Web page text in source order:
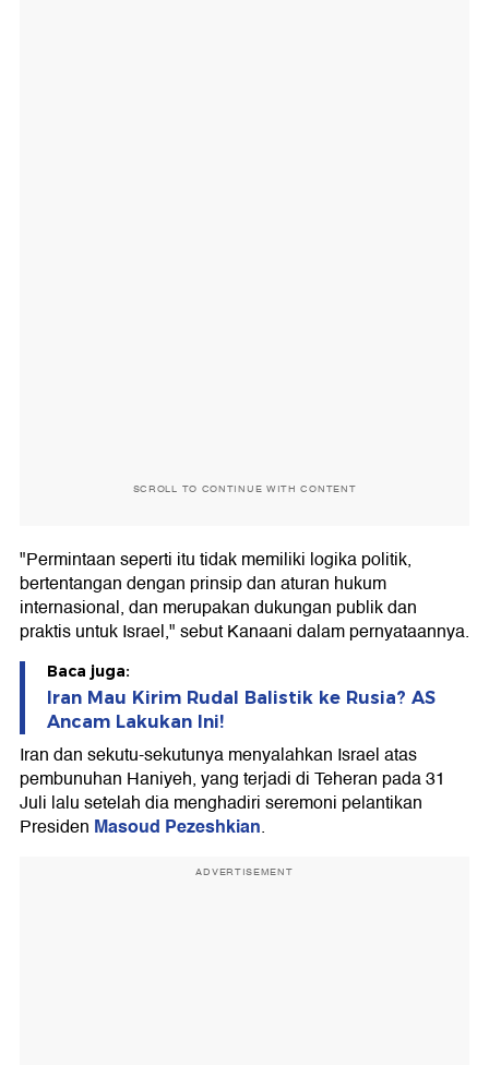
SCROLL TO CONTINUE WITH CONTENT
"Permintaan seperti itu tidak memiliki logika politik,
bertentangan dengan prinsip dan aturan hukum
internasional, dan merupakan dukungan publik dan
praktis untuk Israel," sebut Kanaani dalam pernyataannya.
Baca juga:
Iran Mau Kirim Rudal Balistik ke Rusia? AS
Ancam Lakukan Ini!
Iran dan sekutu-sekutunya menyalahkan Israel atas
pembunuhan Haniyeh, yang terjadi di Teheran pada 31
Juli lalu setelah dia menghadiri seremoni pelantikan
Presiden Masoud Pezeshkian.
ADVERTISEMENT